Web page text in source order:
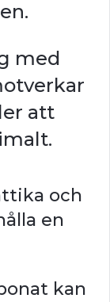
med
att
och
en
kan